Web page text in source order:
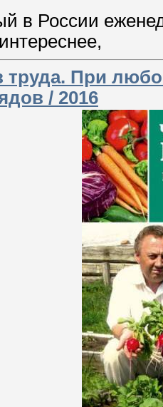
в России
труда. При
/ 2016